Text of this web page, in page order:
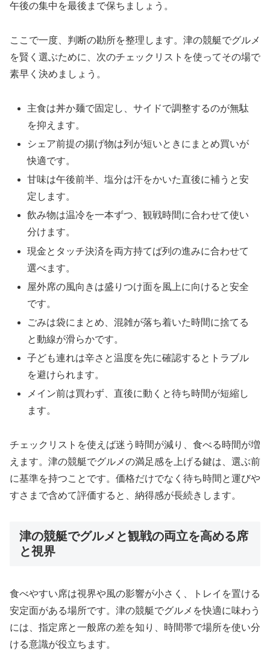
午後の集中を最後まで保ちましょう。
ここで一度、判断の勘所を整理します。津の競艇でグルメ
を賢く選ぶために、次のチェックリストを使ってその場で
素早く決めましょう。
主食は丼か麺で固定し、サイドで調整するのが無駄
を抑えます。
シェア前提の揚げ物は列が短いときにまとめ買いが
快適です。
甘味は午後前半、塩分は汗をかいた直後に補うと安
定します。
飲み物は温冷を一本ずつ、観戦時間に合わせて使い
分けます。
現金とタッチ決済を両方持てば列の進みに合わせて
選べます。
屋外席の風向きは盛りつけ面を風上に向けると安全
です。
ごみは袋にまとめ、混雑が落ち着いた時間に捨てる
と動線が滑らかです。
子ども連れは辛さと温度を先に確認するとトラブル
を避けられます。
メイン前は買わず、直後に動くと待ち時間が短縮し
ます。
チェックリストを使えば迷う時間が減り、食べる時間が増
えます。津の競艇でグルメの満足感を上げる鍵は、選ぶ前
に基準を持つことです。価格だけでなく待ち時間と運びや
すさまで含めて評価すると、納得感が長続きします。
津の競艇でグルメと観戦の両立を高める席
と視界
食べやすい席は視界や風の影響が小さく、トレイを置ける
安定面がある場所です。津の競艇でグルメを快適に味わう
には、指定席と一般席の差を知り、時間帯で場所を使い分
ける意識が役立ちます。